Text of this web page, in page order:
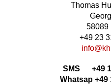
Thomas
58089
+49 23
SMS +49
Whatsap +49